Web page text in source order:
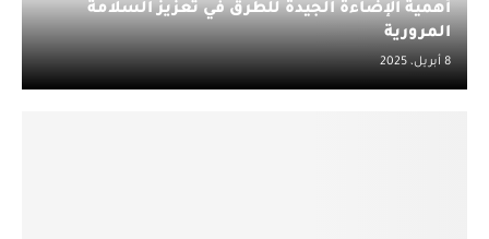
أهمية الإضاءة الجيدة للطرق في تعزيز السلامة
المرورية
8 أبريل، 2025